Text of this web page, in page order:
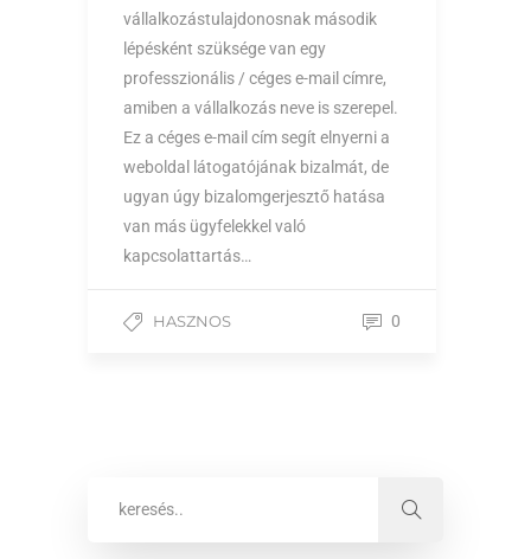
vállalkozástulajdonosnak második
lépésként szüksége van egy
professzionális / céges e-mail címre,
amiben a vállalkozás neve is szerepel.
Ez a céges e-mail cím segít elnyerni a
weboldal látogatójának bizalmát, de
ugyan úgy bizalomgerjesztő hatása
van más ügyfelekkel való
kapcsolattartás…
HASZNOS 0